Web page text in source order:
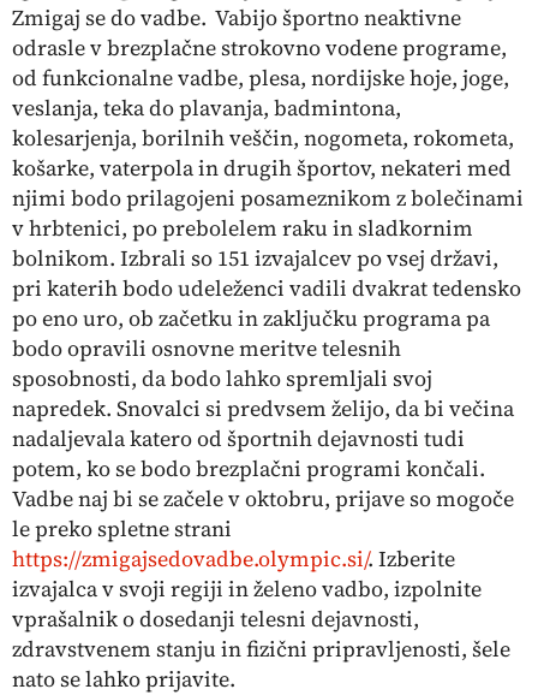
Zmigaj se do vadbe. Vabijo športno neaktivne
odrasle v brezplačne strokovno vodene programe,
od funkcionalne vadbe, plesa, nordijske hoje, joge,
veslanja, teka do plavanja, badmintona,
kolesarjenja, borilnih veščin, nogometa, rokometa,
košarke, vaterpola in drugih športov, nekateri med
njimi bodo prilagojeni posameznikom z bolečinami
v hrbtenici, po prebolelem raku in sladkornim
bolnikom. Izbrali so 151 izvajalcev po vsej državi,
pri katerih bodo udeleženci vadili dvakrat tedensko
po eno uro, ob začetku in zaključku programa pa
bodo opravili osnovne meritve telesnih
sposobnosti, da bodo lahko spremljali svoj
napredek. Snovalci si predvsem želijo, da bi večina
nadaljevala katero od športnih dejavnosti tudi
potem, ko se bodo brezplačni programi končali.
Vadbe naj bi se začele v oktobru, prijave so mogoče
le preko spletne strani
https://zmigajsedovadbe.olympic.si/. Izberite
izvajalca v svoji regiji in želeno vadbo, izpolnite
vprašalnik o dosedanji telesni dejavnosti,
zdravstvenem stanju in fizični pripravljenosti, šele
nato se lahko prijavite.